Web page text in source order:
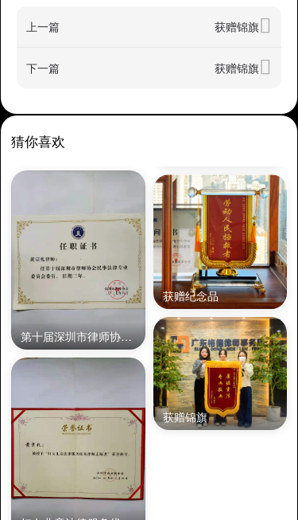
上一篇 获赠锦旗
下一篇 获赠锦旗
猜你喜欢
第十届深圳市律师协会民事法律专业委员会委员
获赠纪念品
获赠锦旗